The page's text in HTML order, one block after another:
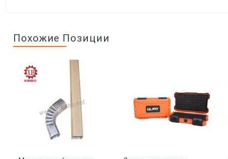
Похожие Позиции